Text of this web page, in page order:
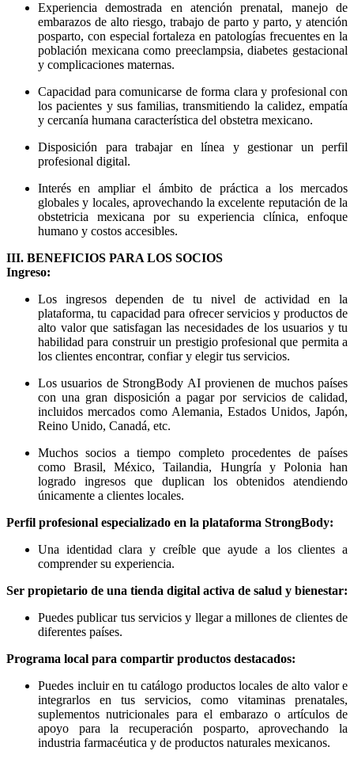
Experiencia demostrada en atención prenatal, manejo de
embarazos de alto riesgo, trabajo de parto y parto, y atención
posparto, con especial fortaleza en patologías frecuentes en la
población mexicana como preeclampsia, diabetes gestacional
y complicaciones maternas.
Capacidad para comunicarse de forma clara y profesional con
los pacientes y sus familias, transmitiendo la calidez, empatía
y cercanía humana característica del obstetra mexicano.
Disposición para trabajar en línea y gestionar un perfil
profesional digital.
Interés en ampliar el ámbito de práctica a los mercados
globales y locales, aprovechando la excelente reputación de la
obstetricia mexicana por su experiencia clínica, enfoque
humano y costos accesibles.
III. BENEFICIOS PARA LOS SOCIOS
Ingreso:
Los ingresos dependen de tu nivel de actividad en la
plataforma, tu capacidad para ofrecer servicios y productos de
alto valor que satisfagan las necesidades de los usuarios y tu
habilidad para construir un prestigio profesional que permita a
los clientes encontrar, confiar y elegir tus servicios.
Los usuarios de StrongBody AI provienen de muchos países
con una gran disposición a pagar por servicios de calidad,
incluidos mercados como Alemania, Estados Unidos, Japón,
Reino Unido, Canadá, etc.
Muchos socios a tiempo completo procedentes de países
como Brasil, México, Tailandia, Hungría y Polonia han
logrado ingresos que duplican los obtenidos atendiendo
únicamente a clientes locales.
Perfil profesional especializado en la plataforma StrongBody:
Una identidad clara y creíble que ayude a los clientes a
comprender su experiencia.
Ser propietario de una tienda digital activa de salud y bienestar:
Puedes publicar tus servicios y llegar a millones de clientes de
diferentes países.
Programa local para compartir productos destacados:
Puedes incluir en tu catálogo productos locales de alto valor e
integrarlos en tus servicios, como vitaminas prenatales,
suplementos nutricionales para el embarazo o artículos de
apoyo para la recuperación posparto, aprovechando la
industria farmacéutica y de productos naturales mexicanos.